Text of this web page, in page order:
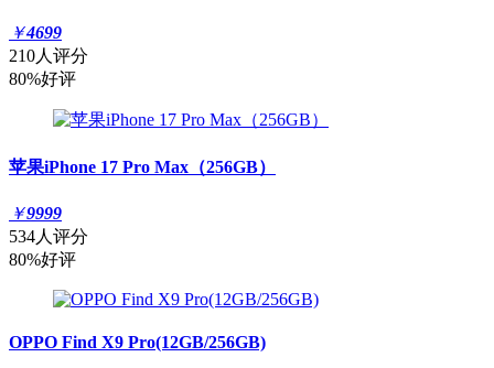
￥4699
210人评分
80%好评
苹果iPhone 17 Pro Max（256GB）
￥9999
534人评分
80%好评
OPPO Find X9 Pro(12GB/256GB)